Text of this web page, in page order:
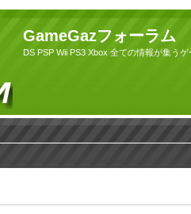
GameGazフォーラム
DS PSP Wii PS3 Xbox 全ての情報が集う